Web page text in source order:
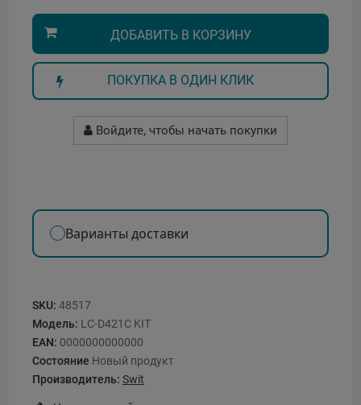
ДОБАВИТЬ В КОРЗИНУ
ПОКУПКА В ОДИН КЛИК
Войдите, чтобы начать покупки
Варианты доставки
SKU: 48517
Модель: LC-D421C KIT
EAN: 0000000000000
Состояние Новый продукт
Производитель: Swit